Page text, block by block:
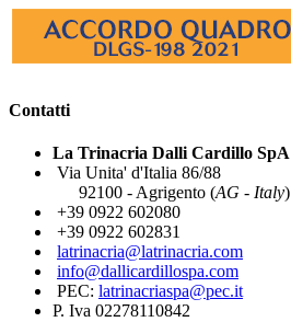
Contatti
La Trinacria Dalli Cardillo SpA
Via Unita' d'Italia 86/88
92100 - Agrigento (AG - Italy)
+39 0922 602080
+39 0922 602831
latrinacria@latrinacria.com
info@dallicardillospa.com
PEC: latrinacriaspa@pec.it
P. Iva 02278110842